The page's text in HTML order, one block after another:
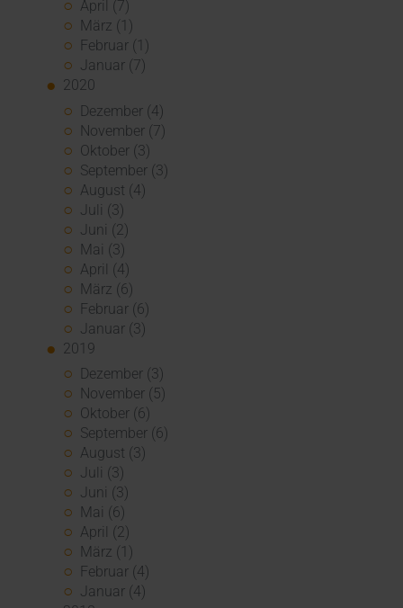
April (7)
März (1)
Februar (1)
Januar (7)
2020
Dezember (4)
November (7)
Oktober (3)
September (3)
August (4)
Juli (3)
Juni (2)
Mai (3)
April (4)
März (6)
Februar (6)
Januar (3)
2019
Dezember (3)
November (5)
Oktober (6)
September (6)
August (3)
Juli (3)
Juni (3)
Mai (6)
April (2)
März (1)
Februar (4)
Januar (4)